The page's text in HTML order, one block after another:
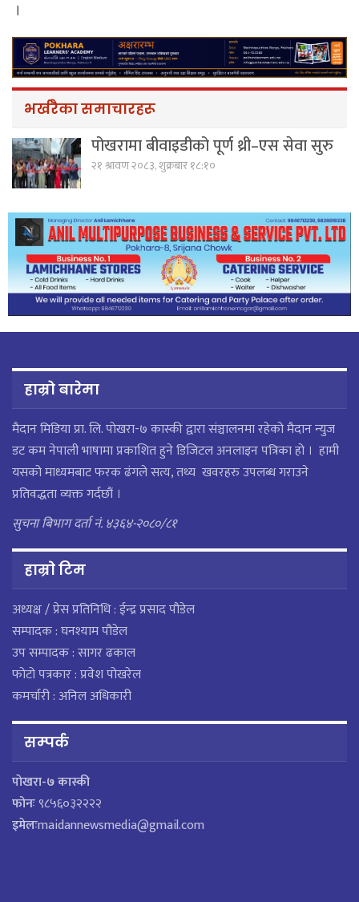
।
भर्खरैका समाचारहरू
पोखरामा बीवाइडीको पूर्ण थ्री–एस सेवा सुरु
२१ श्रावण २०८३, शुक्रबार १८:१०
हाम्रो बारेमा
मैदान मिडिया प्रा. लि. पाेखरा-७ कास्की द्वारा संञ्चालनमा रहेको मैदान न्युज
डट कम नेपाली भाषामा प्रकाशित हुने डिजिटल अनलाइन पत्रिका हो । हामी
यसको माध्यमबाट फरक ढंगले सत्य, तथ्य खवरहरु उपलब्ध गराउने
प्रतिवद्धता व्यक्त गर्दछौं ।
सुचना बिभाग दर्ता नं. ४३६४-२०८०/८१
हाम्राे टिम
अध्यक्ष / प्रेस प्रतिनिधि : ईन्द्र प्रसाद पौडेल
सम्पादक : घनश्याम पौडेल
उप सम्पादक : सागर ढकाल
फोटो पत्रकार : प्रवेश पोखरेल
कमर्चारी : अनिल अधिकारी
सम्पर्क
पाेखरा-७ कास्की
फोनः९८५६०३२२२२
इमेलःmaidannewsmedia@gmail.com